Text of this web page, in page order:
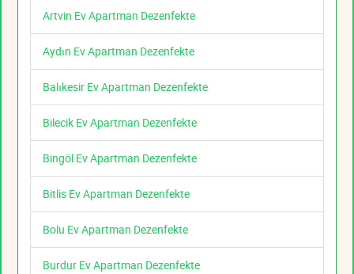
Artvin Ev Apartman Dezenfekte
Aydın Ev Apartman Dezenfekte
Balıkesir Ev Apartman Dezenfekte
Bilecik Ev Apartman Dezenfekte
Bingöl Ev Apartman Dezenfekte
Bitlis Ev Apartman Dezenfekte
Bolu Ev Apartman Dezenfekte
Burdur Ev Apartman Dezenfekte